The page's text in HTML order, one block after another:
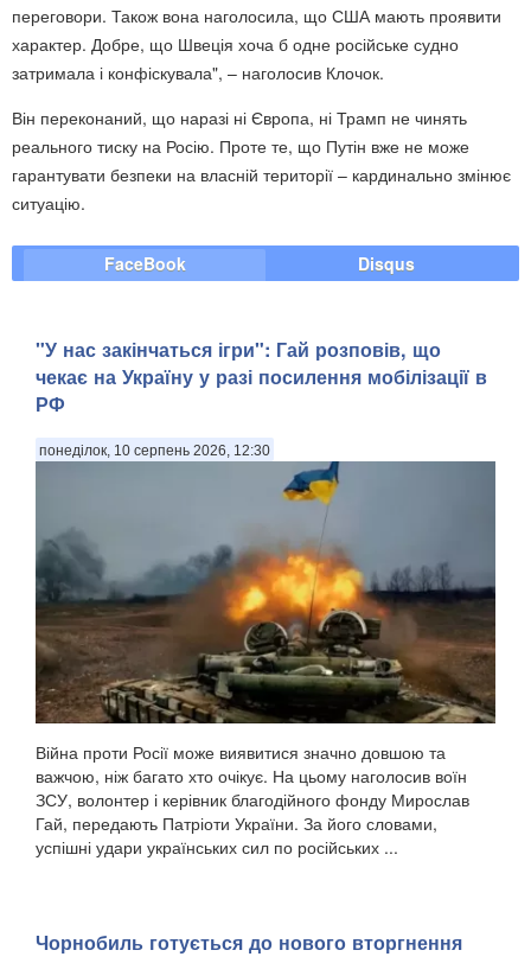
переговори. Також вона наголосила, що США мають проявити
характер. Добре, що Швеція хоча б одне російське судно
затримала і конфіскувала", – наголосив Клочок.
Він переконаний, що наразі ні Європа, ні Трамп не чинять
реального тиску на Росію. Проте те, що Путін вже не може
гарантувати безпеки на власній території – кардинально змінює
ситуацію.
FaceBook Disqus
"У нас закінчаться ігри": Гай розповів, що
чекає на Україну у разі посилення мобілізації в
РФ
понеділок, 10 серпень 2026, 12:30
Війна проти Росії може виявитися значно довшою та
важчою, ніж багато хто очікує. На цьому наголосив воїн
ЗСУ, волонтер і керівник благодійного фонду Мирослав
Гай, передають Патріоти України. За його словами,
успішні удари українських сил по російських ...
Чорнобиль готується до нового вторгнення